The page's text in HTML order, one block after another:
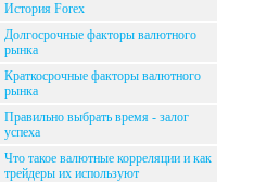
История Forex
Долгосрочные факторы валютного
рынка
Краткосрочные факторы валютного
рынка
Правильно выбрать время - залог
успеха
Что такое валютные корреляции и как
трейдеры их используют